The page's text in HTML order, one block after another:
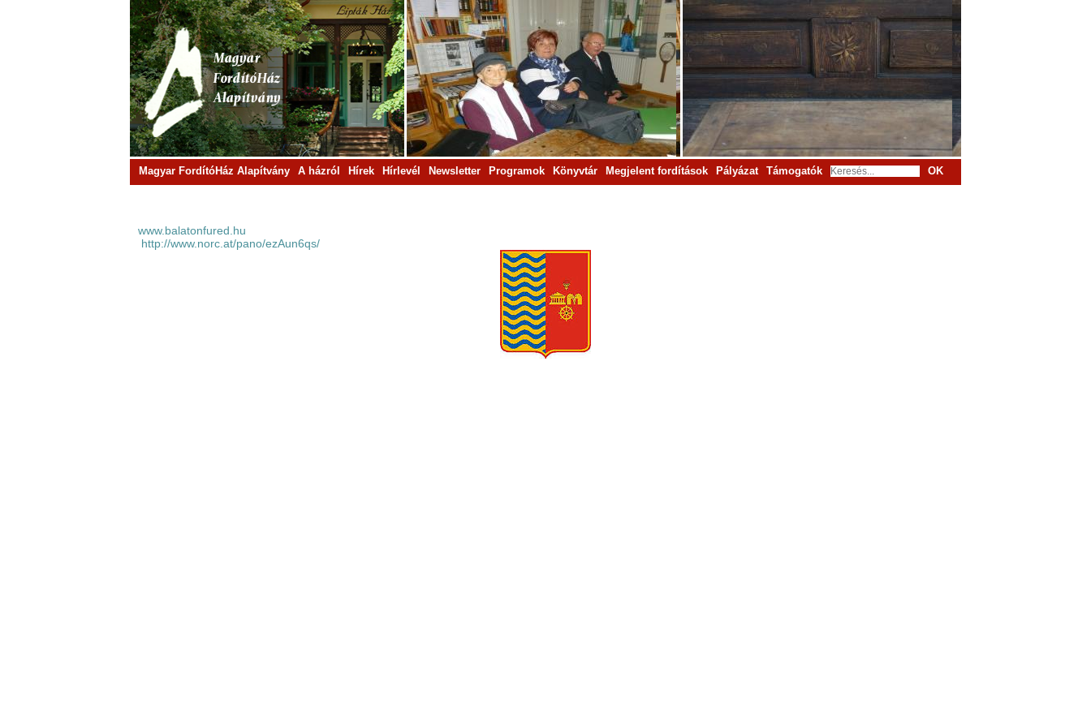
Magyar FordítóHáz Alapítvány A házról Hírek Hírlevél Newsletter Programok Könyvtár Megjelent fordítások Pályázat Támogatók OK
www.balatonfured.hu
http://www.norc.at/pano/ezAun6qs/